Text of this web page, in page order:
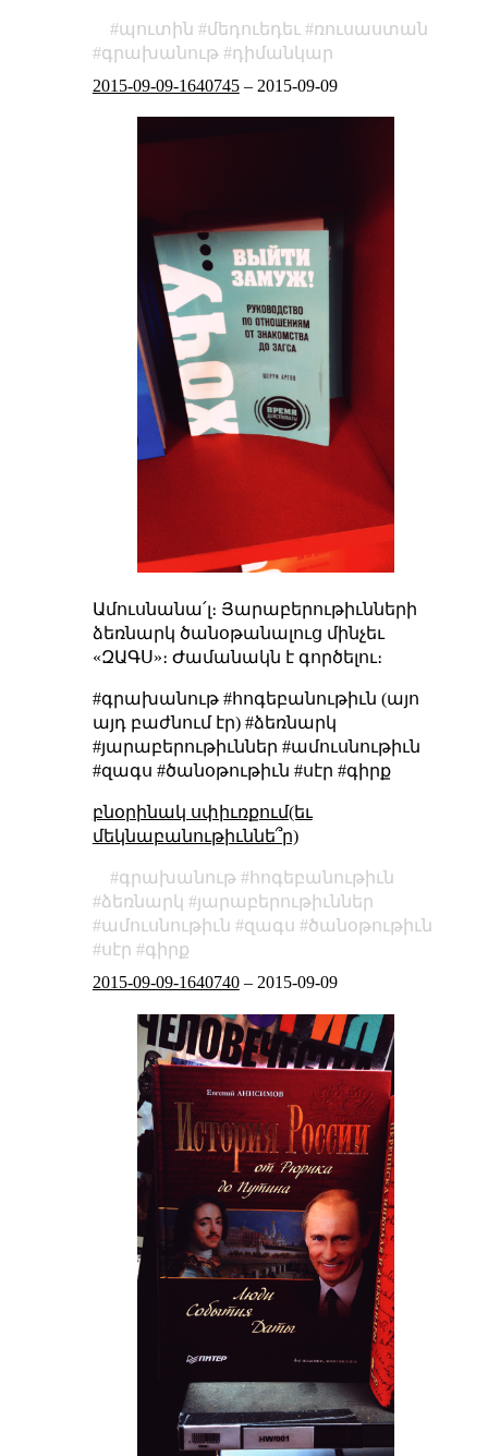
պուտին մեդուեդեւ
ռուսաստան
գրախանութ
դիմանկար
2015-09-09-1640745– 2015-09-09
Ամուսնանա՛լ։ Յարաբերութիւնների
ձեռնարկ ծանօթանալուց մինչեւ
«ԶԱԳՍ»։ Ժամանակն է գործելու։
#գրախանութ #հոգեբանութիւն (այո
այդ բաժնում էր) #ձեռնարկ
#յարաբերութիւններ #ամուսնութիւն
#զագս #ծանօթութիւն #սէր #գիրք
բնօրինակ սփիւռքում(եւ
մեկնաբանութիւննե՞ր)
գրախանութ
հոգեբանութիւն
ձեռնարկ
յարաբերութիւններ
ամուսնութիւն
զագս
ծանօթութիւն
սէր
գիրք
2015-09-09-1640740– 2015-09-09